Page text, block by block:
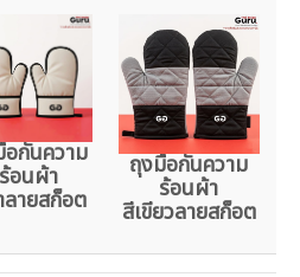
กันความ
ร้อนผ้า
ายสก็อต
ถุงมือกันความ
ร้อนผ้า
สีเขียวลายสก็อต